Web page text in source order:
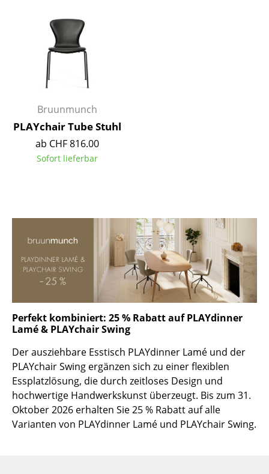
Wandleuchten
Outdoor-Leuchten
Akkuleuchten
Betten
Doppelbetten
Nachttische & Bettzubehör
... alle Betten
Accessoires
Uhren
Spiegel
Figuren & Miniaturen
Vasen
Tabletts
Bruunmunch
PLAYchair Tube Stuhl
ab CHF 816.00
Sofort lieferbar
Perfekt kombiniert: 25 % Rabatt auf PLAYdinner
Lamé & PLAYchair Swing
Der ausziehbare Esstisch PLAYdinner Lamé und der
PLAYchair Swing ergänzen sich zu einer flexiblen
Essplatzlösung, die durch zeitloses Design und
hochwertige Handwerkskunst überzeugt. Bis zum 31.
Oktober 2026 erhalten Sie 25 % Rabatt auf alle
Varianten von PLAYdinner Lamé und PLAYchair Swing.